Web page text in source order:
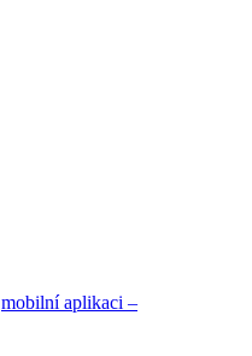
mobilní aplikaci –